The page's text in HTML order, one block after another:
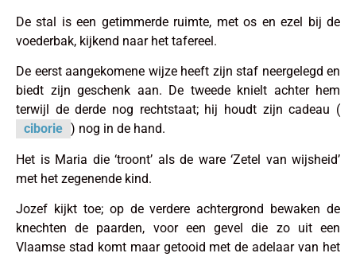
De stal is een getimmerde ruimte, met os en ezel bij de
voederbak, kijkend naar het tafereel.
De eerst aangekomene wijze heeft zijn staf neergelegd en
biedt zijn geschenk aan. De tweede knielt achter hem
terwijl de derde nog rechtstaat; hij houdt zijn cadeau (
ciborie ) nog in de hand.
Het is Maria die ‘troont’ als de ware ‘Zetel van wijsheid’
met het zegenende kind.
Jozef kijkt toe; op de verdere achtergrond bewaken de
knechten de paarden, voor een gevel die zo uit een
Vlaamse stad komt maar getooid met de adelaar van het